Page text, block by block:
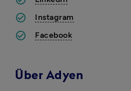
Instagram
Facebook
Über Adyen